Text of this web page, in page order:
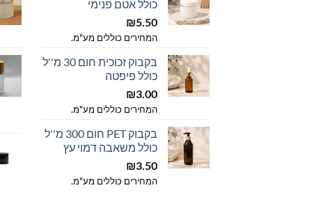
כולל אטם פנימי
₪5.50
המחירים כוללים מע"מ.
בקבוק זכוכית חום 30 מ''ל
כולל פיפטה
₪3.00
המחירים כוללים מע"מ.
בקבוק PET חום 300 מ''ל
כולל משאבה דמוי עץ
₪3.50
המחירים כוללים מע"מ.